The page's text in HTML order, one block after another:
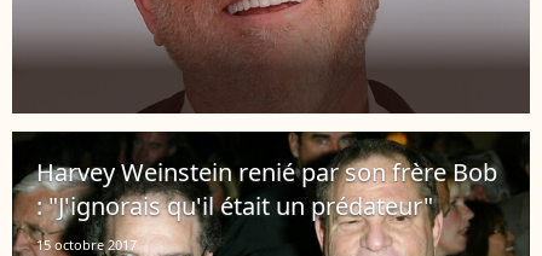
Harvey Weinstein renié par son frère Bob
: "J'ignorais qu'il était un prédateur"
15 octobre 2017